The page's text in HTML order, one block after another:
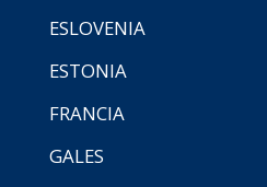
ESLOVENIA
ESTONIA
FRANCIA
GALES